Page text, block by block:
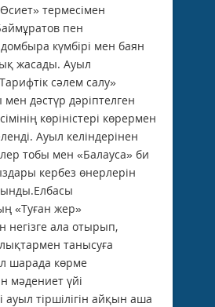
термесімен
пен
күмбірі мен баян
жасады. Ауыл
сәлем салу»
дәстүр дәріптелген
көріністері көрермен
Ауыл келіндерінен
тобы мен «Балауса» би
кербез өнерлерін
«Туған жер»
негізге ала отырып,
танысуға
шарада көрме
мәдениет үйі
ауыл тіршілігін айқын аша